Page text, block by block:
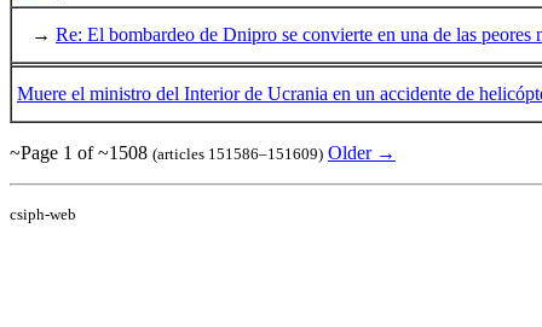
→ Re: El bombardeo de Dnipro se convierte en una de las peores
Muere el ministro del Interior de Ucrania en un accidente de
~Page 1 of ~1508 (articles 151586–151609) Older →
csiph-web